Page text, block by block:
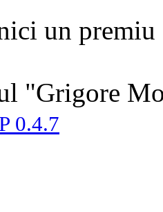
un premiu
"Grigore
0.4.7